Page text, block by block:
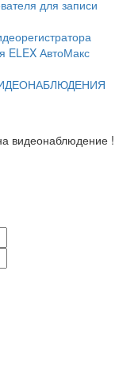
для записи
ELEX АвтоМакс
!